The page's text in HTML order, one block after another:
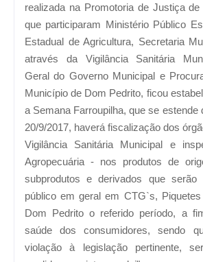
realizada na Promotoria de Justiça
que participaram Ministério Público
Estadual de Agricultura, Secretaria
através da Vigilância Sanitária
Geral do Governo Municipal e
Município de Dom Pedrito, ficou
a Semana Farroupilha, que se estende
20/9/2017, haverá fiscalização dos
Vigilância Sanitária Municipal e
Agropecuária - nos produtos de
subprodutos e derivados que serão
público em geral em CTG`s,
Dom Pedrito o referido período, a
saúde dos consumidores, sendo
violação à legislação pertinente,